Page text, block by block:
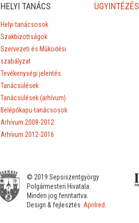
HELYI TANÁCS
Helyi tanácsosok
Szakbizottságok
Szervezeti és Működési
szabályzat
Tevékenységi jelentés
Tanácsülések
Tanácsülések (arhívum)
Belépőkapu-tanácsosok
Arhívum 2008-2012
Arhívum 2012-2016
ÜGYINTÉZÉS
© 2019 Sepsiszentgyörgy
Polgármesteri Hivatala.
Minden jog fenntartva.
Design & fejlesztés: Aprilred